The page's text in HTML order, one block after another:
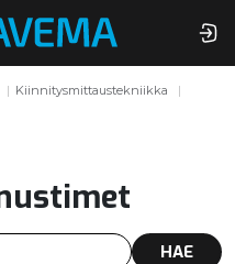
Kiinnitysmittaustekniikka
HAE